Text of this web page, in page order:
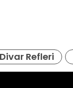
Divar Refleri